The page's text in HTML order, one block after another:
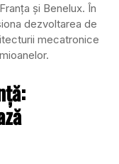
și Benelux. În
dezvoltarea de
mecatronice